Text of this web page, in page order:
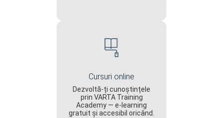
Cursuri online
Dezvoltă-ți cunoștințele
prin VARTA Training
Academy — e-learning
gratuit și accesibil oricând.